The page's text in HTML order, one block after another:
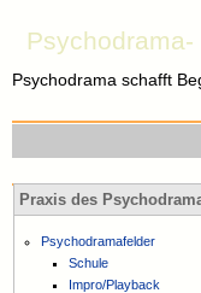
Psychodrama-
Psychodrama schafft
Praxis des
Psychodramafelder
Schule
Impro/Playback